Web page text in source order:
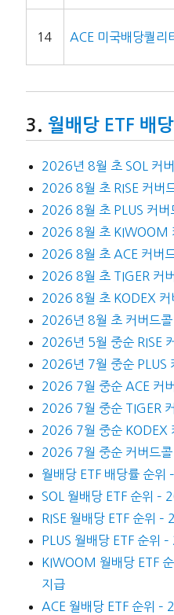
14 ACE 미국배당퀄리
월배당 ETF 배
2026년 8월 초 SOL 커
2026 8월 초 RISE 커버
2026 8월 초 PLUS 커버
2026 8월 초 KIWOOM
2026 8월 초 ACE 커버
2026 8월 초 TIGER 커
2026 8월 초 KODEX 커
2026년 8월 초 커버드콜
2026년 5월 중순 RISE
2026년 7월 중순 PLUS
2026 7월 중순 ACE 커
2026 7월 중순 TIGER
2026 7월 중순 KODEX
2026 7월 중순 커버드콜
월배당 ETF 배당률 순
SOL 월배당 ETF 순위 –
RISE 월배당 ETF 순위
PLUS 월배당 ETF 순위
KIWOOM 월배당 ETF
지급
ACE 월배당 ETF 순위 –